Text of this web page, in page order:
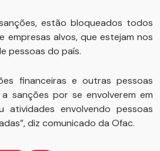
estão bloqueados todos
empresas alvos, que estejam nos
pessoas do país.
financeiras e outras pessoas
sanções por se envolverem em
atividades envolvendo pessoas
diz comunicado da Ofac.